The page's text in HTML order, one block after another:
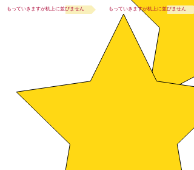
もっていきますが机上に並びません もっていきますが机上に並びません